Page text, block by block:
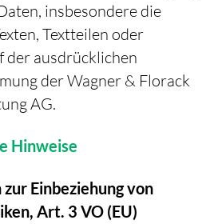
insbesondere die
Textteilen oder
der ausdrücklichen
der Wagner & Florack
AG.
Hinweise
Einbeziehung von
Art. 3 VO (EU)